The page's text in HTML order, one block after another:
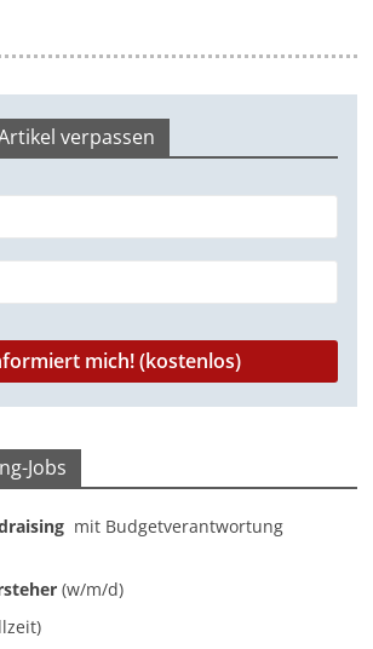
verpassen
Jobs
mit Budgetverantwortung
(w/m/d)